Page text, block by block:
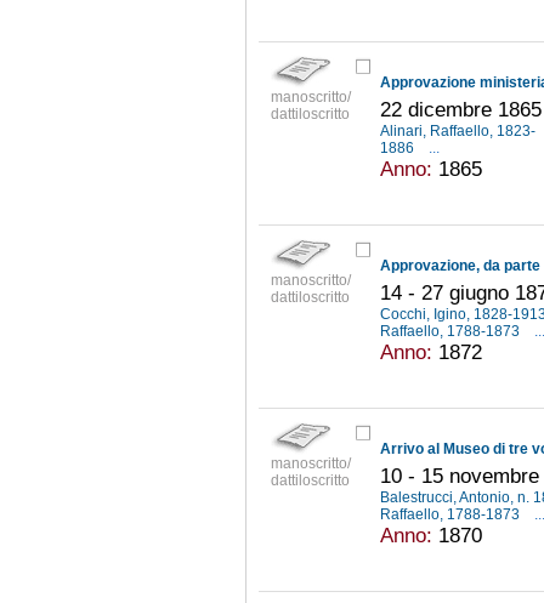
manoscritto/
dattiloscritto
22 dicembre
Alinari, Raffaello, 1823-
1886
...
Anno: 1865
manoscritto/
dattiloscritto
14 - 27 giugno
Cocchi, Igino, 1828-
Raffaello, 1788-1873
...
Anno: 1872
manoscritto/
dattiloscritto
10 - 15 novembre
Balestrucci, Antonio, n.
Raffaello, 1788-1873
...
Anno: 1870